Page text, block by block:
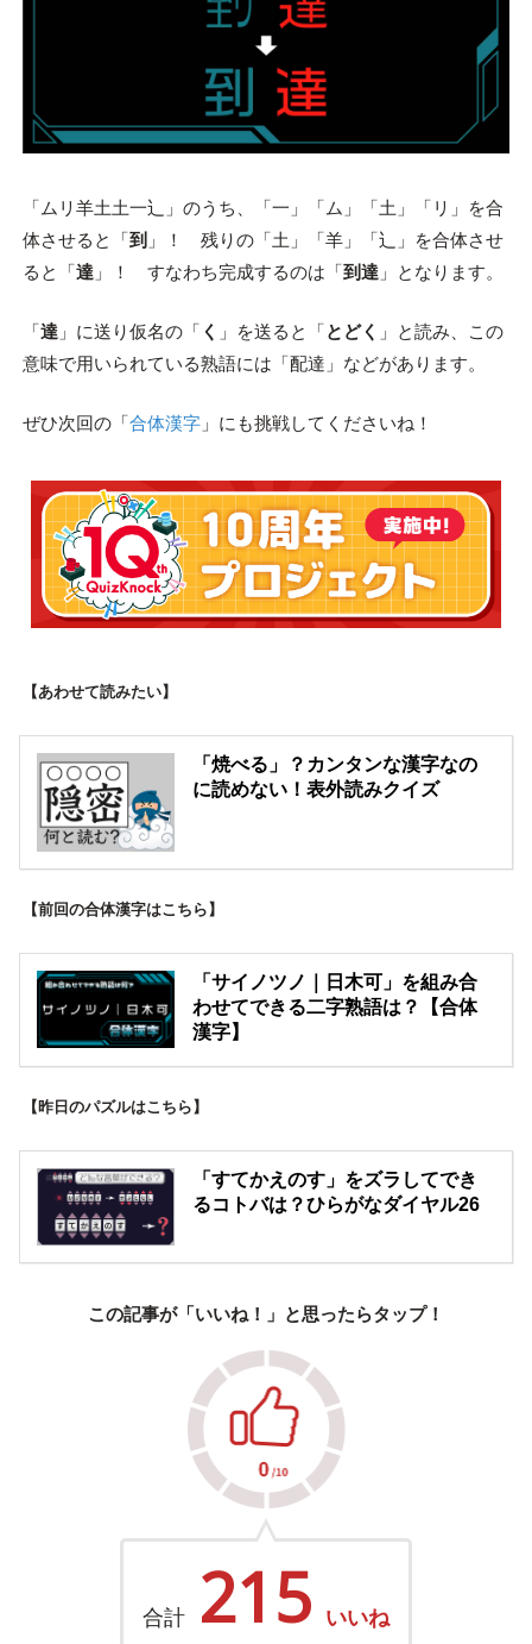
「ムリ羊土土一⻌」のうち、「一」「ム」「土」「リ」を合
体させると「到 」！ 残りの「土」「羊」「⻌」を合体させ
ると「達」！ すなわち完成するのは「到達」となります。
「達」に送り仮名の「 く 」を送ると「とどく 」と読み、この
意味で用いられている熟語には「配達」などがあります。
ぜひ次回の「合体漢字」にも挑戦してくださいね！
【あわせて読みたい】
「焼べる」？カンタンな漢字なの
に読めない！表外読みクイズ
【前回の合体漢字はこちら】
「サイノツノ｜日木可」を組み合
わせてできる二字熟語は？【合体
漢字】
【昨日のパズルはこちら】
「すてかえのす」をズラしてでき
るコトバは？ひらがなダイヤル26
この記事が「いいね！」と思ったらタップ！
合計 215 いいね